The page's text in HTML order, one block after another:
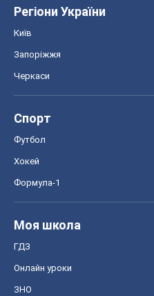
Регіони України
Київ
Запоріжжя
Черкаси
Спорт
Футбол
Хокей
Формула-1
Моя школа
ГДЗ
Онлайн уроки
ЗНО